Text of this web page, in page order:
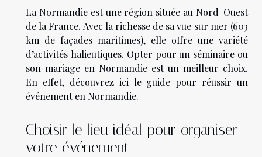
La Normandie est une région située au Nord-Ouest
de la France. Avec la richesse de sa vue sur mer (603
km de façades maritimes), elle offre une variété
d’activités halieutiques. Opter pour un séminaire ou
son mariage en Normandie est un meilleur choix.
En effet, découvrez ici le guide pour réussir un
événement en Normandie.
Choisir le lieu idéal pour organiser
votre événement